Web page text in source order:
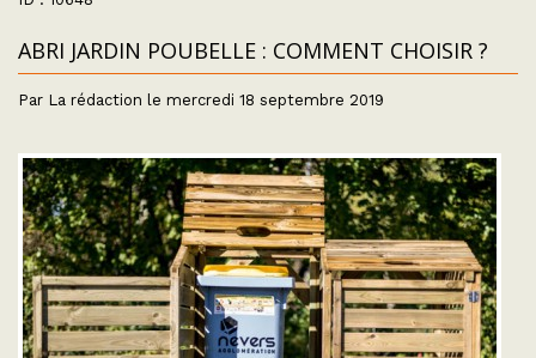
ABRI JARDIN POUBELLE : COMMENT CHOISIR ?
Par La rédaction le mercredi 18 septembre 2019